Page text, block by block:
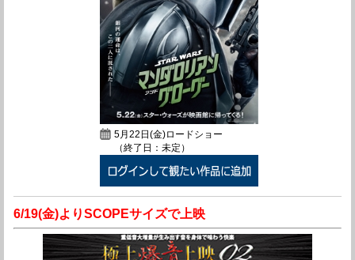
5月22日(金)ロードショー
（終了日：未定）
6/19(金)よりSCOPEサイズで上映